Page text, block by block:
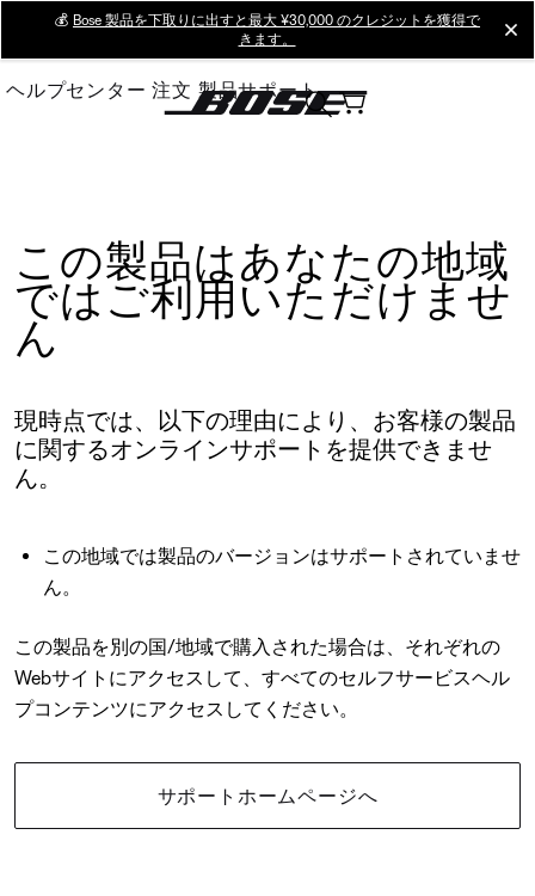
Main
💰 Bose 製品を下取りに出すと最大 ¥30,000 のクレジットを獲得で
きます。
ヘルプセンター 注文 製品サポート
この製品はあなたの地域
ではご利用いただけませ
ん
現時点では、以下の理由により、お客様の製品
に関するオンラインサポートを提供できませ
ん。
この地域では製品のバージョンはサポートされていませ
ん。
この製品を別の国/地域で購入された場合は、それぞれの
Webサイトにアクセスして、すべてのセルフサービスヘル
プコンテンツにアクセスしてください。
サポートホームページへ